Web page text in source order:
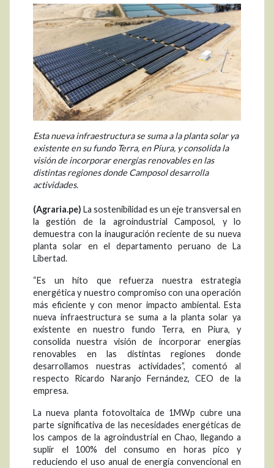
Esta nueva infraestructura se suma a la planta solar ya
existente en su fundo Terra, en Piura, y consolida la
visión de incorporar energías renovables en las
distintas regiones donde Camposol desarrolla
actividades.
(Agraria.pe) La sostenibilidad es un eje transversal en
la gestión de la agroindustrial Camposol, y lo
demuestra con la inauguración reciente de su nueva
planta solar en el departamento peruano de La
Libertad.
“Es un hito que refuerza nuestra estrategia
energética y nuestro compromiso con una operación
más eficiente y con menor impacto ambiental. Esta
nueva infraestructura se suma a la planta solar ya
existente en nuestro fundo Terra, en Piura, y
consolida nuestra visión de incorporar energías
renovables en las distintas regiones donde
desarrollamos nuestras actividades”, comentó al
respecto Ricardo Naranjo Fernández, CEO de la
empresa.
La nueva planta fotovoltaica de 1MWp cubre una
parte significativa de las necesidades energéticas de
los campos de la agroindustrial en Chao, llegando a
suplir el 100% del consumo en horas pico y
reduciendo el uso anual de energía convencional en